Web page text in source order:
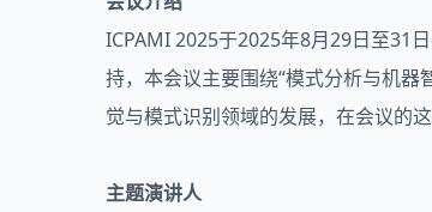
ICPAMI 2025于2025年8月29日至31
持，本会议主要围绕“模式分析与机
觉与模式识别领域的发展，在会议的
主题演讲人